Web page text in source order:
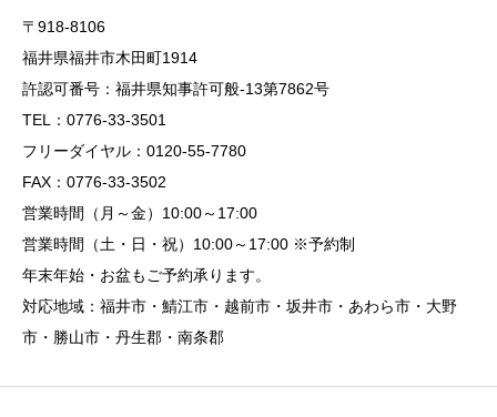
〒918-8106
福井県福井市木田町1914
許認可番号：福井県知事許可般-13第7862号
TEL：0776-33-3501
フリーダイヤル：0120-55-7780
FAX：0776-33-3502
営業時間（月～金）10:00～17:00
営業時間（土・日・祝）10:00～17:00 ※予約制
年末年始・お盆もご予約承ります。
対応地域：福井市・鯖江市・越前市・坂井市・あわら市・大野
市・勝山市・丹生郡・南条郡